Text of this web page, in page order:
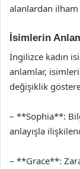
alanlardan
İsimlerin
İngilizce kadın
anlamlar,
değişiklik
– **Sophia**:
anlayışla
– **Grace**: